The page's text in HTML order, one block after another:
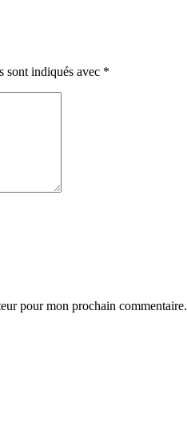
sont indiqués avec *
pour mon prochain commentaire.